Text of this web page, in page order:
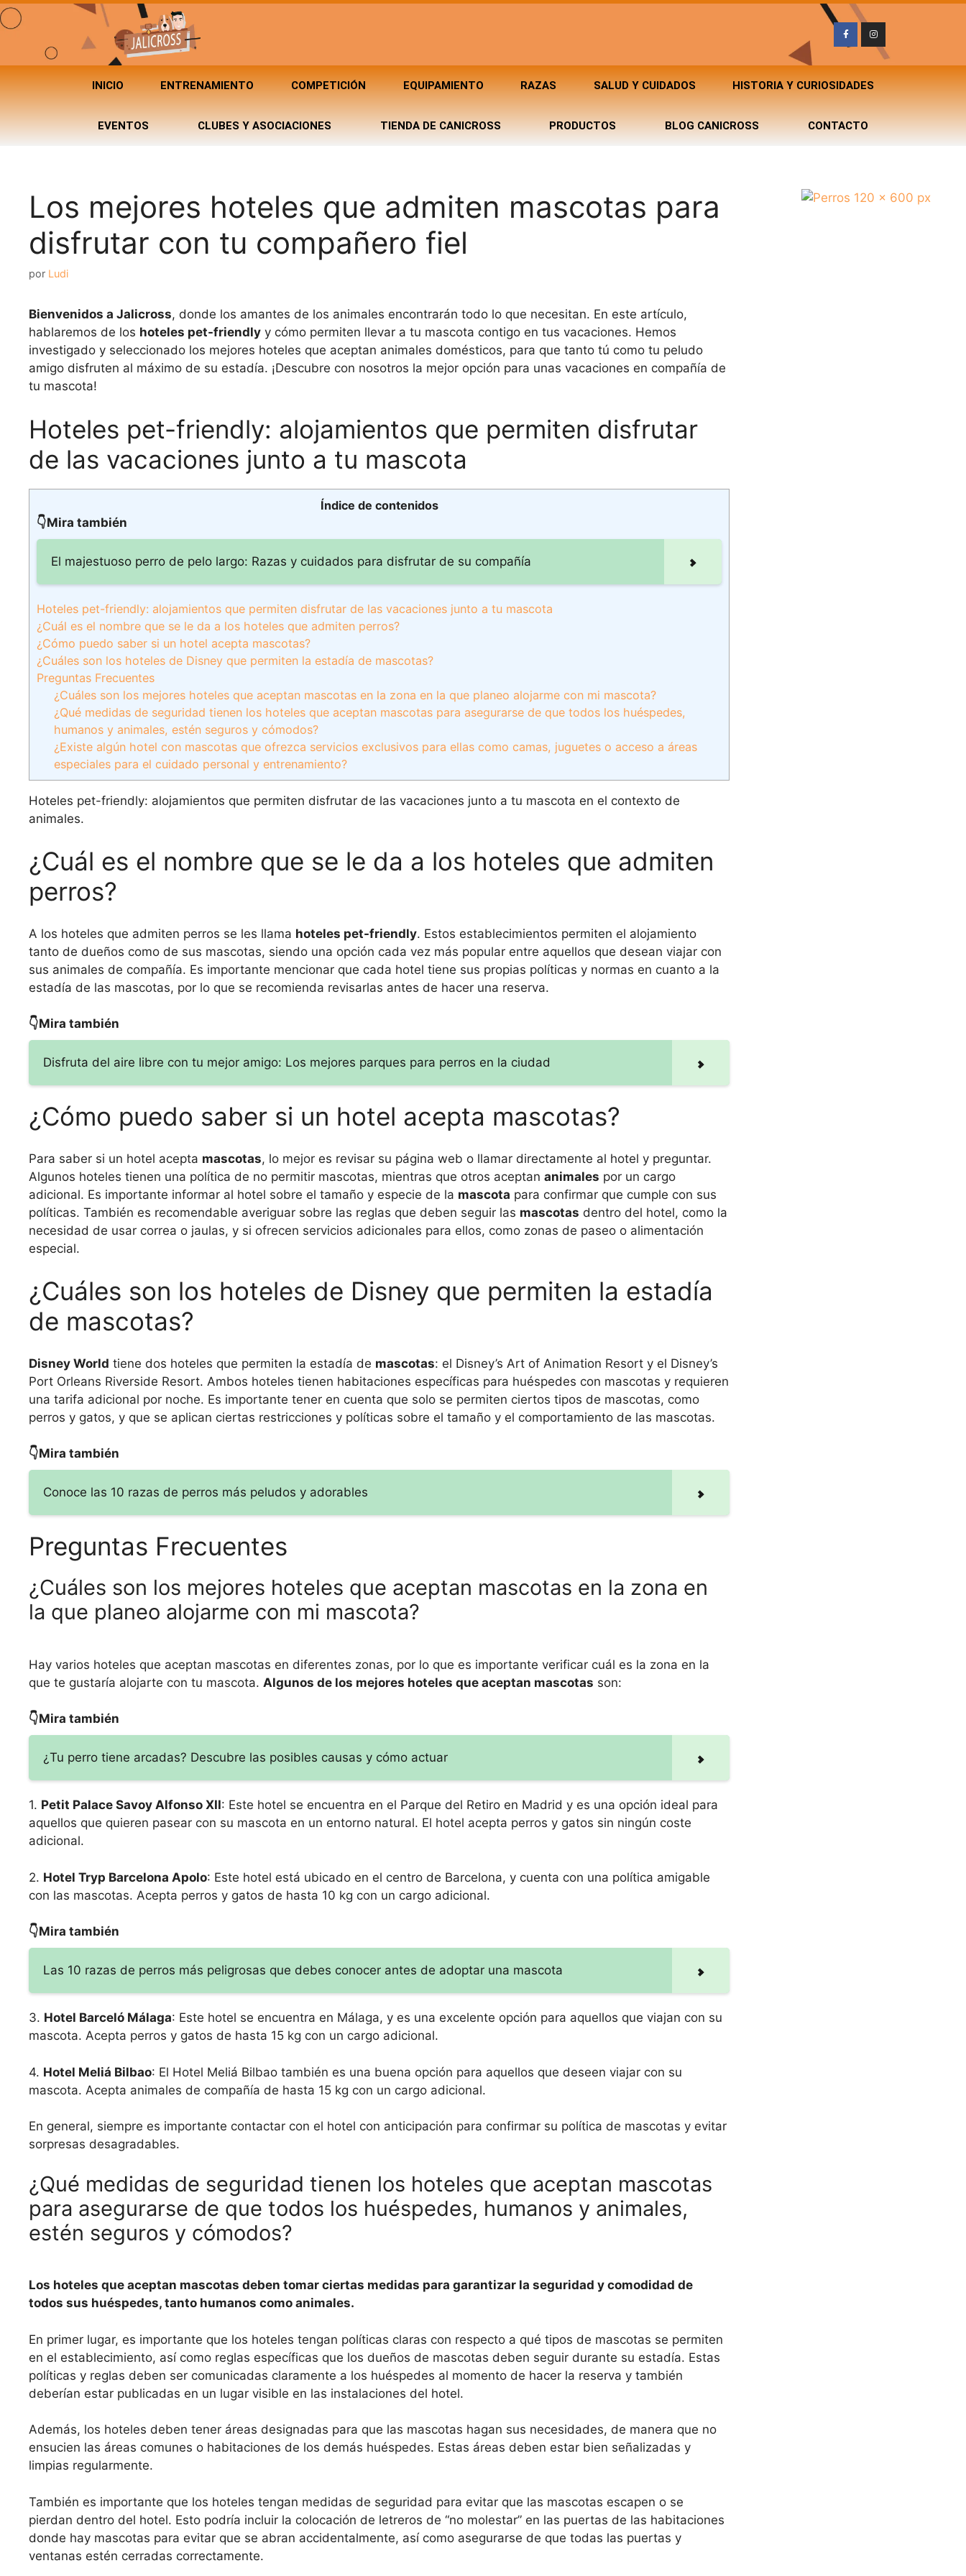
INICIO ENTRENAMIENTO COMPETICIÓN EQUIPAMIENTO RAZAS SALUD Y CUIDADOS HISTORIA Y CURIOSIDADES
EVENTOS CLUBES Y ASOCIACIONES TIENDA DE CANICROSS PRODUCTOS BLOG CANICROSS CONTACTO
Los mejores hoteles que admiten mascotas para
disfrutar con tu compañero fiel
por Ludi
Bienvenidos a Jalicross, donde los amantes de los animales encontrarán todo lo que necesitan. En este artículo,
hablaremos de los hoteles pet-friendly y cómo permiten llevar a tu mascota contigo en tus vacaciones. Hemos
investigado y seleccionado los mejores hoteles que aceptan animales domésticos, para que tanto tú como tu peludo
amigo disfruten al máximo de su estadía. ¡Descubre con nosotros la mejor opción para unas vacaciones en compañía de
tu mascota!
Hoteles pet-friendly: alojamientos que permiten disfrutar
de las vacaciones junto a tu mascota
Índice de contenidos
👇Mira también
El majestuoso perro de pelo largo: Razas y cuidados para disfrutar de su compañía
Hoteles pet-friendly: alojamientos que permiten disfrutar de las vacaciones junto a tu mascota
¿Cuál es el nombre que se le da a los hoteles que admiten perros?
¿Cómo puedo saber si un hotel acepta mascotas?
¿Cuáles son los hoteles de Disney que permiten la estadía de mascotas?
Preguntas Frecuentes
¿Cuáles son los mejores hoteles que aceptan mascotas en la zona en la que planeo alojarme con mi mascota?
¿Qué medidas de seguridad tienen los hoteles que aceptan mascotas para asegurarse de que todos los huéspedes,
humanos y animales, estén seguros y cómodos?
¿Existe algún hotel con mascotas que ofrezca servicios exclusivos para ellas como camas, juguetes o acceso a áreas
especiales para el cuidado personal y entrenamiento?
Hoteles pet-friendly: alojamientos que permiten disfrutar de las vacaciones junto a tu mascota en el contexto de
animales.
¿Cuál es el nombre que se le da a los hoteles que admiten
perros?
A los hoteles que admiten perros se les llama hoteles pet-friendly. Estos establecimientos permiten el alojamiento
tanto de dueños como de sus mascotas, siendo una opción cada vez más popular entre aquellos que desean viajar con
sus animales de compañía. Es importante mencionar que cada hotel tiene sus propias políticas y normas en cuanto a la
estadía de las mascotas, por lo que se recomienda revisarlas antes de hacer una reserva.
👇Mira también
Disfruta del aire libre con tu mejor amigo: Los mejores parques para perros en la ciudad
¿Cómo puedo saber si un hotel acepta mascotas?
Para saber si un hotel acepta mascotas, lo mejor es revisar su página web o llamar directamente al hotel y preguntar.
Algunos hoteles tienen una política de no permitir mascotas, mientras que otros aceptan animales por un cargo
adicional. Es importante informar al hotel sobre el tamaño y especie de la mascota para confirmar que cumple con sus
políticas. También es recomendable averiguar sobre las reglas que deben seguir las mascotas dentro del hotel, como la
necesidad de usar correa o jaulas, y si ofrecen servicios adicionales para ellos, como zonas de paseo o alimentación
especial.
¿Cuáles son los hoteles de Disney que permiten la estadía
de mascotas?
Disney World tiene dos hoteles que permiten la estadía de mascotas: el Disney’s Art of Animation Resort y el Disney’s
Port Orleans Riverside Resort. Ambos hoteles tienen habitaciones específicas para huéspedes con mascotas y requieren
una tarifa adicional por noche. Es importante tener en cuenta que solo se permiten ciertos tipos de mascotas, como
perros y gatos, y que se aplican ciertas restricciones y políticas sobre el tamaño y el comportamiento de las mascotas.
👇Mira también
Conoce las 10 razas de perros más peludos y adorables
Preguntas Frecuentes
¿Cuáles son los mejores hoteles que aceptan mascotas en la zona en
la que planeo alojarme con mi mascota?
Hay varios hoteles que aceptan mascotas en diferentes zonas, por lo que es importante verificar cuál es la zona en la
que te gustaría alojarte con tu mascota. Algunos de los mejores hoteles que aceptan mascotas son:
👇Mira también
¿Tu perro tiene arcadas? Descubre las posibles causas y cómo actuar
1. Petit Palace Savoy Alfonso XII: Este hotel se encuentra en el Parque del Retiro en Madrid y es una opción ideal para
aquellos que quieren pasear con su mascota en un entorno natural. El hotel acepta perros y gatos sin ningún coste
adicional.
2. Hotel Tryp Barcelona Apolo: Este hotel está ubicado en el centro de Barcelona, y cuenta con una política amigable
con las mascotas. Acepta perros y gatos de hasta 10 kg con un cargo adicional.
👇Mira también
Las 10 razas de perros más peligrosas que debes conocer antes de adoptar una mascota
3. Hotel Barceló Málaga: Este hotel se encuentra en Málaga, y es una excelente opción para aquellos que viajan con su
mascota. Acepta perros y gatos de hasta 15 kg con un cargo adicional.
4. Hotel Meliá Bilbao: El Hotel Meliá Bilbao también es una buena opción para aquellos que deseen viajar con su
mascota. Acepta animales de compañía de hasta 15 kg con un cargo adicional.
En general, siempre es importante contactar con el hotel con anticipación para confirmar su política de mascotas y evitar
sorpresas desagradables.
¿Qué medidas de seguridad tienen los hoteles que aceptan mascotas
para asegurarse de que todos los huéspedes, humanos y animales,
estén seguros y cómodos?
Los hoteles que aceptan mascotas deben tomar ciertas medidas para garantizar la seguridad y comodidad de
todos sus huéspedes, tanto humanos como animales.
En primer lugar, es importante que los hoteles tengan políticas claras con respecto a qué tipos de mascotas se permiten
en el establecimiento, así como reglas específicas que los dueños de mascotas deben seguir durante su estadía. Estas
políticas y reglas deben ser comunicadas claramente a los huéspedes al momento de hacer la reserva y también
deberían estar publicadas en un lugar visible en las instalaciones del hotel.
Además, los hoteles deben tener áreas designadas para que las mascotas hagan sus necesidades, de manera que no
ensucien las áreas comunes o habitaciones de los demás huéspedes. Estas áreas deben estar bien señalizadas y
limpias regularmente.
También es importante que los hoteles tengan medidas de seguridad para evitar que las mascotas escapen o se
pierdan dentro del hotel. Esto podría incluir la colocación de letreros de “no molestar” en las puertas de las habitaciones
donde hay mascotas para evitar que se abran accidentalmente, así como asegurarse de que todas las puertas y
ventanas estén cerradas correctamente.